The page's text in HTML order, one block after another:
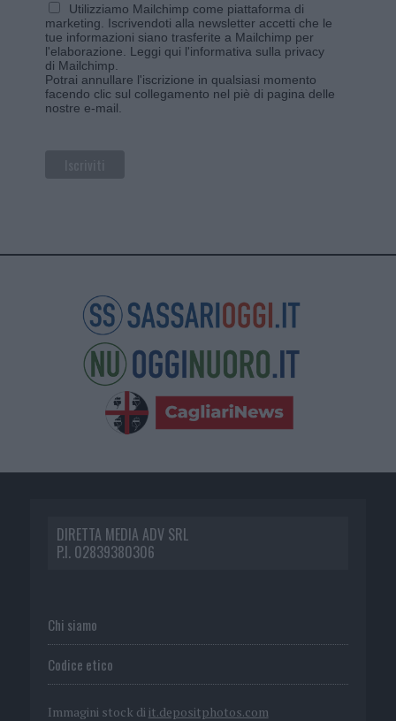
Utilizziamo Mailchimp come piattaforma di
marketing. Iscrivendoti alla newsletter accetti che le
tue informazioni siano trasferite a Mailchimp per
l'elaborazione. Leggi qui l'informativa sulla privacy
di Mailchimp
Potrai annullare l'iscrizione in qualsiasi momento
facendo clic sul collegamento nel piè di pagina delle
nostre e-mail.
DIRETTA MEDIA ADV SRL
P.I. 02839380306
Chi siamo
Codice etico
Immagini stock di it.depositphotos.com